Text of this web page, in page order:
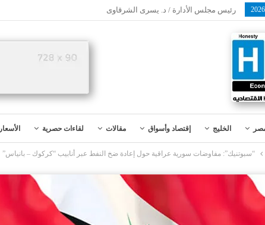
رئيس مجلس الأدارة / د. يسرى الشرقاوى
الخليج إقتصاد وأسواق مقالات لقاءات حصرية الأسعار
“سبوتنيك”: مفاوضات سورية عراقية حول إعادة ضخ النفط عبر أنابيب “كركوك – بانياس”